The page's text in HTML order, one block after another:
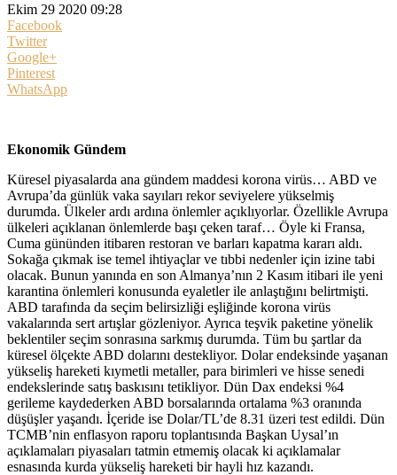
Ekim 29 2020 09:28
Facebook
Twitter
Google+
Pinterest
WhatsApp
Ekonomik Gündem
Küresel piyasalarda ana gündem maddesi korona virüs… ABD ve
Avrupa’da günlük vaka sayıları rekor seviyelere yükselmiş
durumda. Ülkeler ardı ardına önlemler açıklıyorlar. Özellikle Avrupa
ülkeleri açıklanan önlemlerde başı çeken taraf… Öyle ki Fransa,
Cuma gününden itibaren restoran ve barları kapatma kararı aldı.
Sokağa çıkmak ise temel ihtiyaçlar ve tıbbi nedenler için izine tabi
olacak. Bunun yanında en son Almanya’nın 2 Kasım itibari ile yeni
karantina önlemleri konusunda eyaletler ile anlaştığını belirtmişti.
ABD tarafında da seçim belirsizliği eşliğinde korona virüs
vakalarında sert artışlar gözleniyor. Ayrıca teşvik paketine yönelik
beklentiler seçim sonrasına sarkmış durumda. Tüm bu şartlar da
küresel ölçekte ABD dolarını destekliyor. Dolar endeksinde yaşanan
yükseliş hareketi kıymetli metaller, para birimleri ve hisse senedi
endekslerinde satış baskısını tetikliyor. Dün Dax endeksi %4
gerileme kaydederken ABD borsalarında ortalama %3 oranında
düşüşler yaşandı. İçeride ise Dolar/TL’de 8.31 üzeri test edildi. Dün
TCMB’nin enflasyon raporu toplantısında Başkan Uysal’ın
açıklamaları piyasaları tatmin etmemiş olacak ki açıklamalar
esnasında kurda yükseliş hareketi bir hayli hız kazandı.